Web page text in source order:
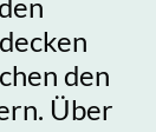
den
Über